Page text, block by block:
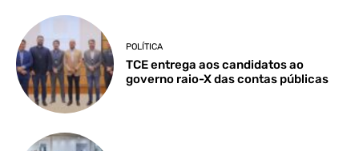
POLÍTICA
TCE entrega aos candidatos ao
governo raio-X das contas públicas